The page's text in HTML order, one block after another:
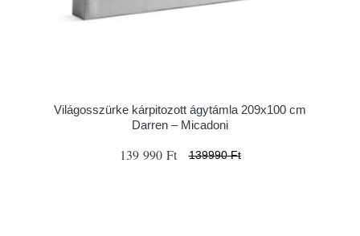
Világosszürke kárpitozott ágytámla 209x100 cm
Darren – Micadoni
139 990 Ft 139990 Ft